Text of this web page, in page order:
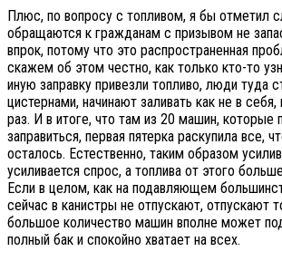
Плюс, по вопросу с топливом, я бы отметил
обращаются к гражданам с призывом не
впрок, потому что это распространенная
скажем об этом честно, как только кто-то
иную заправку привезли топливо, люди туда
цистернами, начинают заливать как не в
раз. И в итоге, что там из 20 машин, которые
заправиться, первая пятерка раскупила все,
осталось. Естественно, таким образом
усиливается спрос, а топлива от этого
Если в целом, как на подавляющем
сейчас в канистры не отпускают, отпускают
большое количество машин вполне может
полный бак и спокойно хватает на всех.